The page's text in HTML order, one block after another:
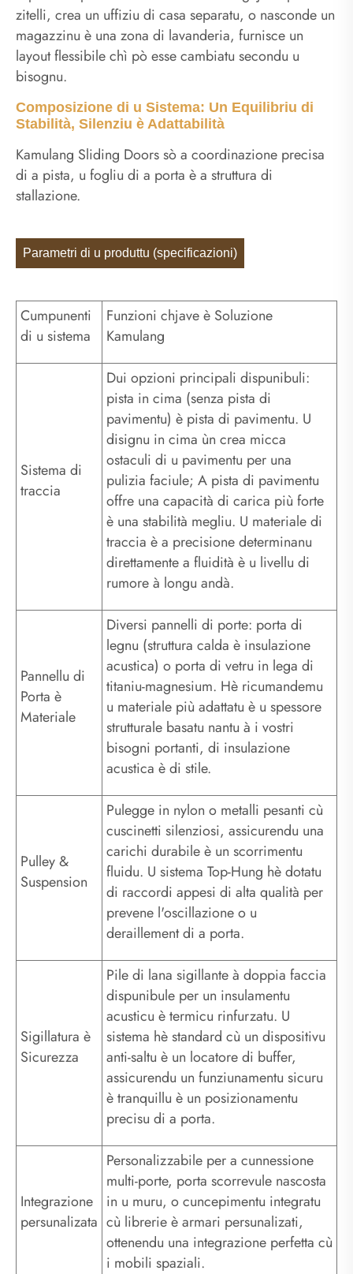
zitelli, crea un uffiziu di casa separatu, o nasconde un
magazzinu è una zona di lavanderia, furnisce un
layout flessibile chì pò esse cambiatu secondu u
bisognu.
Composizione di u Sistema: Un Equilibriu di
Stabilità, Silenziu è Adattabilità
Kamulang Sliding Doors sò a coordinazione precisa
di a pista, u fogliu di a porta è a struttura di
stallazione.
Parametri di u produttu (specificazioni)
Cumpunenti
di u sistema
Funzioni chjave è Soluzione
Kamulang
Sistema di
traccia
Dui opzioni principali dispunibuli:
pista in cima (senza pista di
pavimentu) è pista di pavimentu. U
disignu in cima ùn crea micca
ostaculi di u pavimentu per una
pulizia faciule; A pista di pavimentu
offre una capacità di carica più forte
è una stabilità megliu. U materiale di
traccia è a precisione determinanu
direttamente a fluidità è u livellu di
rumore à longu andà.
Pannellu di
Porta è
Materiale
Diversi pannelli di porte: porta di
legnu (struttura calda è insulazione
acustica) o porta di vetru in lega di
titaniu-magnesium. Hè ricumandemu
u materiale più adattatu è u spessore
strutturale basatu nantu à i vostri
bisogni portanti, di insulazione
acustica è di stile.
Pulley &
Suspension
Pulegge in nylon o metalli pesanti cù
cuscinetti silenziosi, assicurendu una
carichi durabile è un scorrimentu
fluidu. U sistema Top-Hung hè dotatu
di raccordi appesi di alta qualità per
prevene l'oscillazione o u
deraillement di a porta.
Sigillatura è
Sicurezza
Pile di lana sigillante à doppia faccia
dispunibule per un insulamentu
acusticu è termicu rinfurzatu. U
sistema hè standard cù un dispositivu
anti-saltu è un locatore di buffer,
assicurendu un funziunamentu sicuru
è tranquillu è un posizionamentu
precisu di a porta.
Integrazione
persunalizata
Personalizzabile per a cunnessione
multi-porte, porta scorrevule nascosta
in u muru, o cuncepimentu integratu
cù librerie è armari persunalizati,
ottenendu una integrazione perfetta cù
i mobili spaziali.